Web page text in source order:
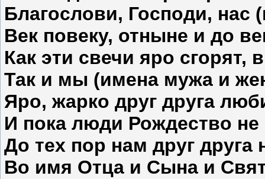
Благослови, Господи,
Век повеку, отныне и до
Как эти свечи яро сгорят,
Так и мы (имена мужа и
Яро, жарко друг друга
И пока люди Рождество не
До тех пор нам друг друга
Во имя Отца и Сына и